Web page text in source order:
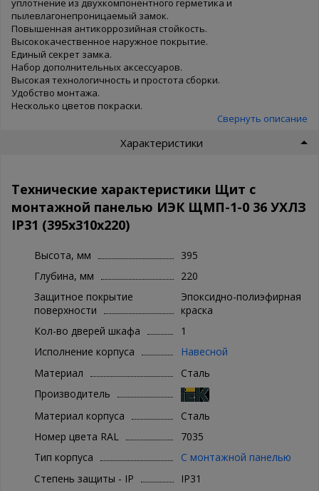
уплотнение из двухкомпонентного герметика и
пылевлагонепроницаемый замок.
Повышенная антикоррозийная стойкость.
Высококачественное наружное покрытие.
Единый секрет замка.
Набор дополнительных аксессуаров.
Высокая технологичность и простота сборки.
Удобство монтажа.
Несколько цветов покраски.
Свернуть описание
Характеристики
Технические характеристики Щит с
монтажной панелью ИЭК ЩМП-1-0 36 УХЛЗ
IP31 (395x310x220)
Высота, мм
395
Глубина, мм
220
Защитное покрытие
поверхности
Эпоксидно-полиэфирная
краска
Кол-во дверей шкафа
1
Исполнение корпуса
Навесной
Материал
Сталь
Производитель
Материал корпуса
Сталь
Номер цвета RAL
7035
Тип корпуса
С монтажной панелью
Степень защиты - IP
IP31